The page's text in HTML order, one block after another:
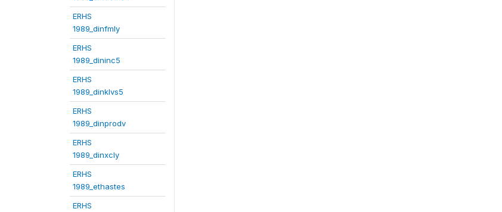
ERHS
1989_dinfmly
ERHS
1989_dininc5
ERHS
1989_dinklvs5
ERHS
1989_dinprodv
ERHS
1989_dinxcly
ERHS
1989_ethastes
ERHS